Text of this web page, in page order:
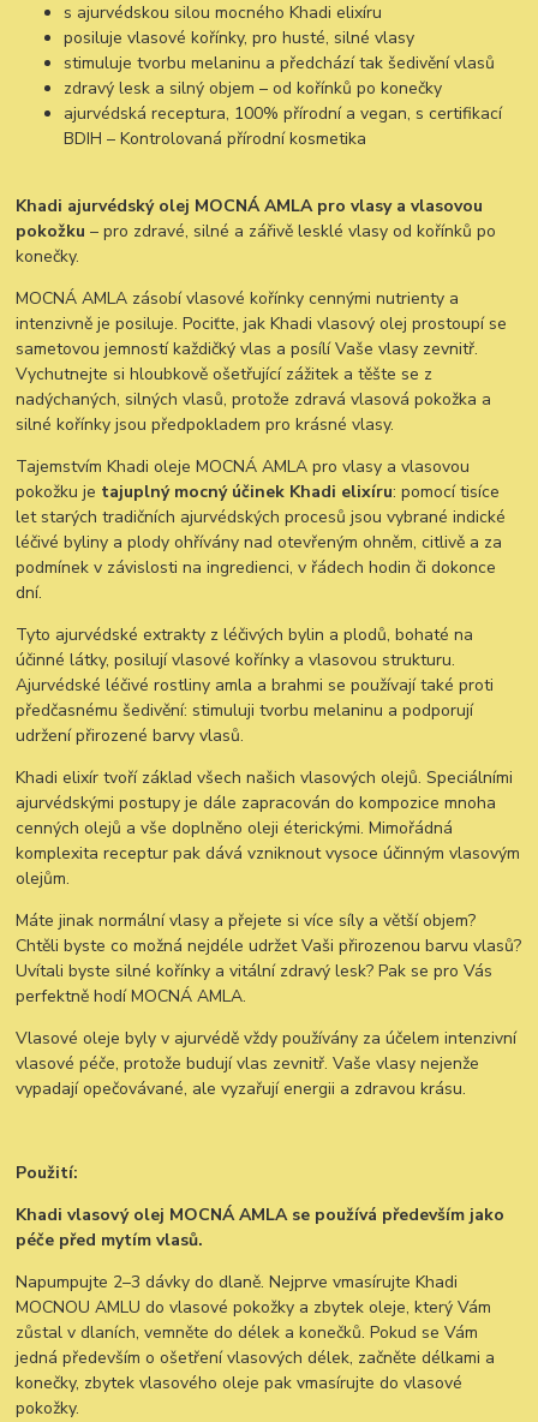
s ajurvédskou silou mocného Khadi elixíru
posiluje vlasové kořínky, pro husté, silné vlasy
stimuluje tvorbu melaninu a předchází tak šedivění vlasů
zdravý lesk a silný objem – od kořínků po konečky
ajurvédská receptura, 100% přírodní a vegan, s certifikací
BDIH – Kontrolovaná přírodní kosmetika
Khadi ajurvédský olej MOCNÁ AMLA pro vlasy a vlasovou
pokožku – pro zdravé, silné a zářivě lesklé vlasy od kořínků po
konečky.
MOCNÁ AMLA zásobí vlasové kořínky cennými nutrienty a
intenzivně je posiluje. Pociťte, jak Khadi vlasový olej prostoupí se
sametovou jemností každičký vlas a posílí Vaše vlasy zevnitř.
Vychutnejte si hloubkově ošetřující zážitek a těšte se z
nadýchaných, silných vlasů, protože zdravá vlasová pokožka a
silné kořínky jsou předpokladem pro krásné vlasy.
Tajemstvím Khadi oleje MOCNÁ AMLA pro vlasy a vlasovou
pokožku je tajuplný mocný účinek Khadi elixíru: pomocí tisíce
let starých tradičních ajurvédských procesů jsou vybrané indické
léčivé byliny a plody ohřívány nad otevřeným ohněm, citlivě a za
podmínek v závislosti na ingredienci, v řádech hodin či dokonce
dní.
Tyto ajurvédské extrakty z léčivých bylin a plodů, bohaté na
účinné látky, posilují vlasové kořínky a vlasovou strukturu.
Ajurvédské léčivé rostliny amla a brahmi se používají také proti
předčasnému šedivění: stimuluji tvorbu melaninu a podporují
udržení přirozené barvy vlasů.
Khadi elixír tvoří základ všech našich vlasových olejů. Speciálními
ajurvédskými postupy je dále zapracován do kompozice mnoha
cenných olejů a vše doplněno oleji éterickými. Mimořádná
komplexita receptur pak dává vzniknout vysoce účinným vlasovým
olejům.
Máte jinak normální vlasy a přejete si více síly a větší objem?
Chtěli byste co možná nejdéle udržet Vaši přirozenou barvu vlasů?
Uvítali byste silné kořínky a vitální zdravý lesk? Pak se pro Vás
perfektně hodí MOCNÁ AMLA.
Vlasové oleje byly v ajurvédě vždy používány za účelem intenzivní
vlasové péče, protože budují vlas zevnitř. Vaše vlasy nejenže
vypadají opečovávané, ale vyzařují energii a zdravou krásu.
Použití:
Khadi vlasový olej MOCNÁ AMLA se používá především jako
péče před mytím vlasů.
Napumpujte 2–3 dávky do dlaně. Nejprve vmasírujte Khadi
MOCNOU AMLU do vlasové pokožky a zbytek oleje, který Vám
zůstal v dlaních, vemněte do délek a konečků. Pokud se Vám
jedná především o ošetření vlasových délek, začněte délkami a
konečky, zbytek vlasového oleje pak vmasírujte do vlasové
pokožky.